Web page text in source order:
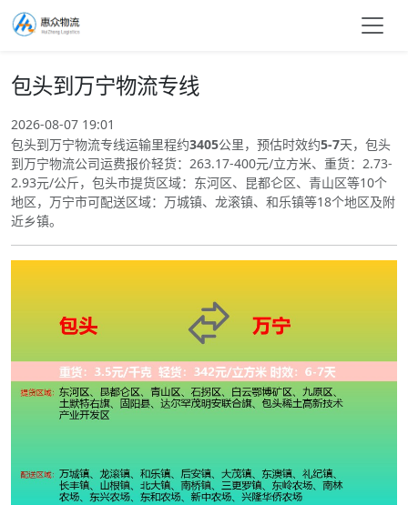
包头到万宁物流专线
2026-08-07 19:01
包头到万宁物流专线运输里程约3405公里，预估时效约5-7天，包头
到万宁物流公司运费报价轻货：263.17-400元/立方米、重货：2.73-
2.93元/公斤，包头市提货区域：东河区、昆都仑区、青山区等10个
地区，万宁市可配送区域：万城镇、龙滚镇、和乐镇等18个地区及附
近乡镇。